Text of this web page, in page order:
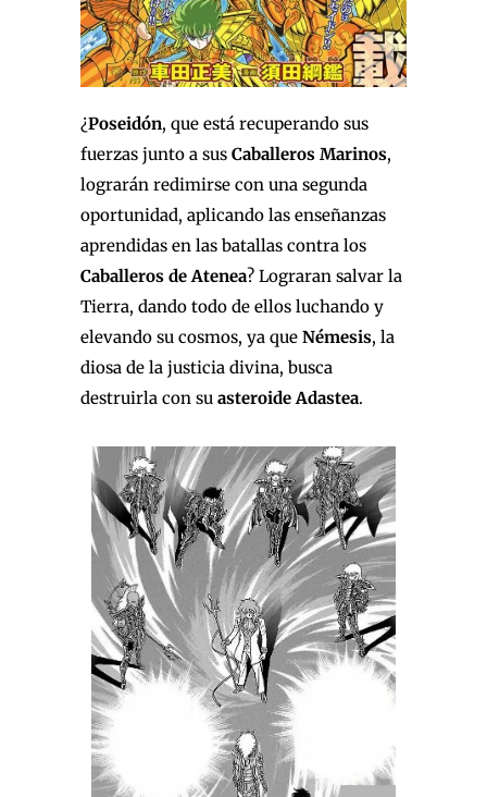
¿Poseidón, que está recuperando sus
fuerzas junto a sus Caballeros Marinos,
lograrán redimirse con una segunda
oportunidad, aplicando las enseñanzas
aprendidas en las batallas contra los
Caballeros de Atenea? Lograran salvar la
Tierra, dando todo de ellos luchando y
elevando su cosmos, ya que Némesis, la
diosa de la justicia divina, busca
destruirla con su asteroide Adastea.